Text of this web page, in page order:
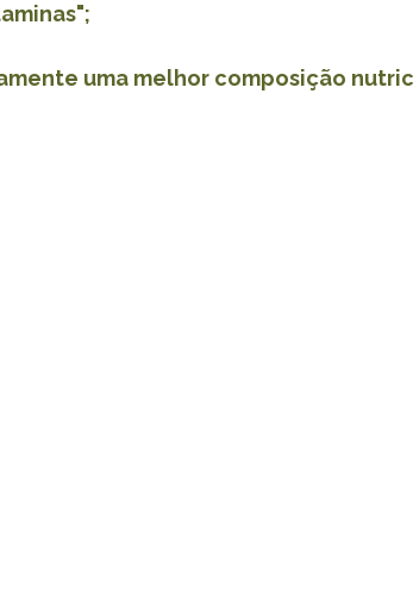
uma melhor composição